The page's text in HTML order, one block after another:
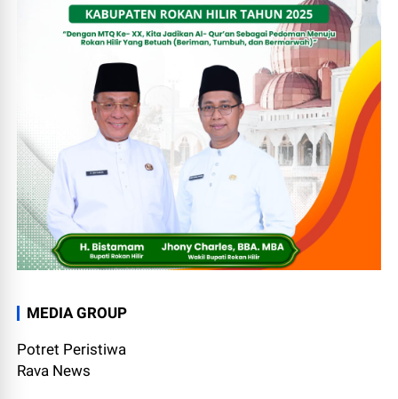
MEDIA GROUP
Potret Peristiwa
Rava News